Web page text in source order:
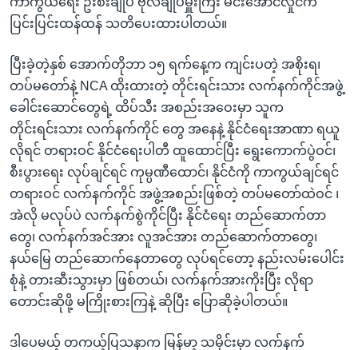
ပြင်းပြင်းထန်ထန် သတိပေးထားပါတယ်။
ပြီးခဲ့တဲ့နှစ် အောက်တိုဘာ ၁၅ ရက်နေ့က ကျင်းပတဲ့ အစိုးရ၊
တပ်မတော်နဲ့ NCA ထိုးထားတဲ့ တိုင်းရင်းသား လက်နက်ကိုင်အဖွဲ့
ခေါင်းဆောင်တွေရဲ့ ထိပ်သီး အစည်းအဝေးမှာ သူက
တိုင်းရင်းသား လက်နက်ကိုင် တွေ အနေနဲ့ နိုင်ငံရေးအာဏာ ရယူ
လိုရင် တရားဝင် နိုင်ငံရေးပါတီ ထူထောင်ပြီး ရွေးကောက်ပွဲဝင်၊
စီးပွားရေး လုပ်ချင်ရင် ကုမ္ပဏီထောင်၊ နိုင်ငံကို ကာကွယ်ချင်ရင်
တရားဝင် လက်နက်ကိုင် အဖွဲ့အစည်းဖြစ်တဲ့ တပ်မတော်ထဲဝင် ၊
အဲလို မလုပ်ပဲ လက်နက်စွဲကိုင်ပြီး နိုင်ငံရေး တည်ဆောက်တာ
တွေ၊ လက်နက်အင်အား လူအင်အား တည်ဆောက်တာတွေ၊
နယ်မြေ တည်ဆောက်နေတာတွေ လုပ်ရင်တော့ နည်းလမ်းပေါင်း
စုံနဲ့ တားဆီးသွားမှာ ဖြစ်တယ်၊ လက်နက်အားကိုးပြီး လိုရာ
တောင်းဆိုဖို့ မကြိုးစားကြနဲ့ ဆိုပြီး ပြောဆိုခဲ့ပါတယ်။
ဒါပေမယ့် တကယ့်ပြသနာက မြန်မာ့ သမိုင်းမှာ လက်နက်